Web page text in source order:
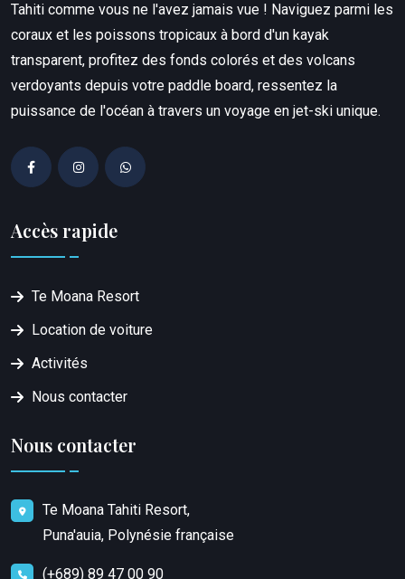
Tahiti comme vous ne l'avez jamais vue ! Naviguez parmi les
coraux et les poissons tropicaux à bord d'un kayak
transparent, profitez des fonds colorés et des volcans
verdoyants depuis votre paddle board, ressentez la
puissance de l'océan à travers un voyage en jet-ski unique.
Accès rapide
Te Moana Resort
Location de voiture
Activités
Nous contacter
Nous contacter
Te Moana Tahiti Resort,
Puna'auia, Polynésie française
(+689) 89 47 00 90